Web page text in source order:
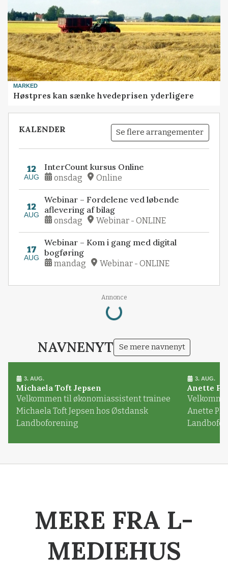
MARKED
Høstpres kan sænke hvedeprisen yderligere
KALENDER Se flere arrangementer
12
AUG
InterCount kursus Online
onsdag Online
12
AUG
Webinar – Fordelene ved løbende
aflevering af bilag
onsdag Webinar - ONLINE
17
AUG
Webinar – Kom i gang med digital
bogføring
mandag Webinar - ONLINE
Annonce
Loading...
NAVNENYT Se mere navnenyt
3. AUG.
Michaela Toft Jepsen
Velkommen til økonomiassistent trainee
Michaela Toft Jepsen hos Østdansk
Landboforening
3. AUG.
Anette
Anette
MERE FRA L-
MEDIEHUS